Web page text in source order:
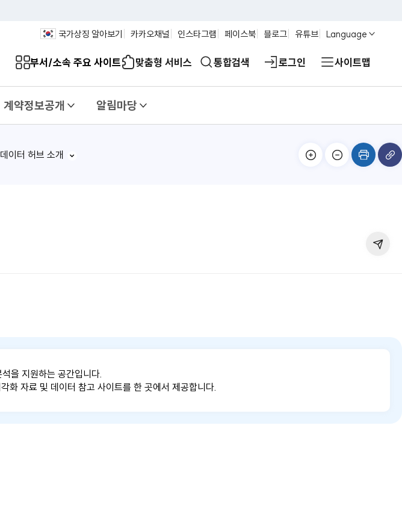
국가상징 알아보기 카카오채널 인스타그램 페이스북 블로그 유튜브 Language
부서/소속 주요 사이트 맞춤형 서비스 통합검색 로그인 사이트맵
계약정보공개 알림마당
이터 허브 소개
을 지원하는 공간입니다.
화 자료 및 데이터 참고 사이트를 한 곳에서 제공합니다.